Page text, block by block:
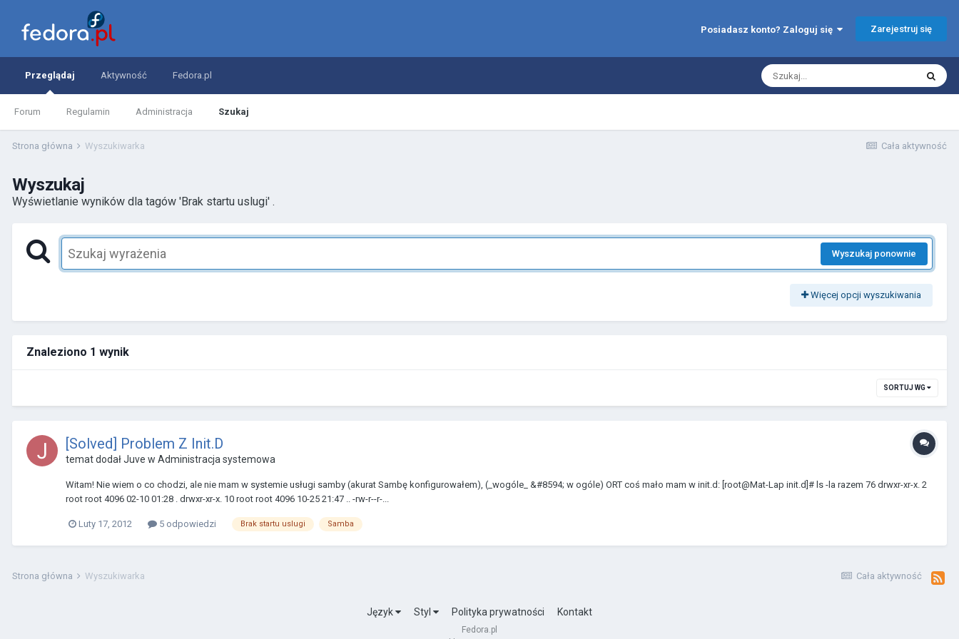
Posiadasz konto? Zaloguj się Zarejestruj się
Przeglądaj
Forum Regulamin Administracja Szukaj
Aktywność Fedora.pl
Cała aktywność
Strona główna Wyszukiwarka
Wyszukaj
Wyświetlanie wyników dla tagów 'Brak startu uslugi' .
Wyszukaj ponownie
Więcej opcji wyszukiwania
Znaleziono 1 wynik
SORTUJ WG
[Solved] Problem Z Init.D
temat dodałJuve w Administracja systemowa
Witam! Nie wiem o co chodzi, ale nie mam w systemie usługi samby (akurat Sambę konfigurowałem), (_wogóle_ &#8594; w ogóle) ORT coś mało mam w init.d: [root@Mat-Lap init.d]# ls -la razem 76 drwxr-xr-x. 2
root root 4096 02-10 01:28 . drwxr-xr-x. 10 root root 4096 10-25 21:47 .. -rw-r--r-...
Luty 17, 2012 5 odpowiedzi Brak startu uslugi Samba
Cała aktywność
Strona główna Wyszukiwarka
Język Styl Polityka prywatności Kontakt
Fedora.pl